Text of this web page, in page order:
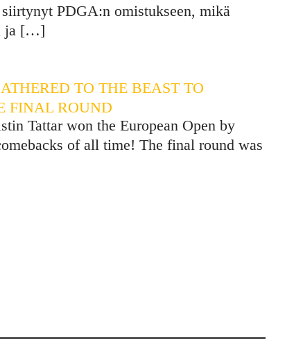
siirtynyt PDGA:n omistukseen, mikä
ja […]
TO THE BEAST TO
FINAL ROUND
Tattar won the European Open by
of all time! The final round was